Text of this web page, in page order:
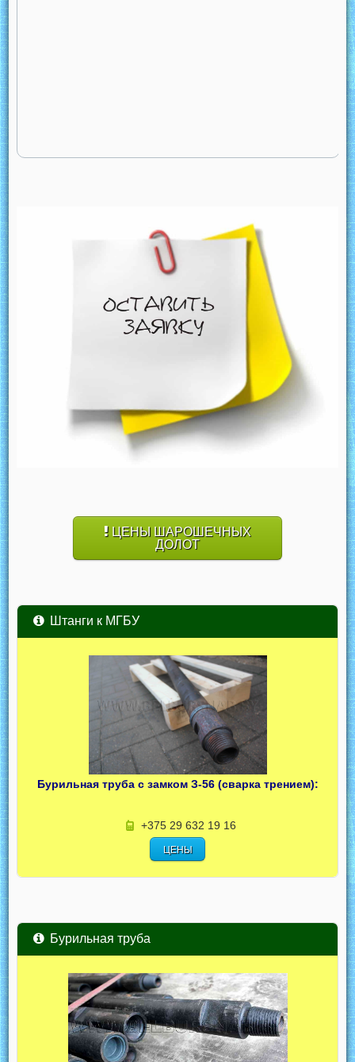
ЦЕНЫ ШАРОШЕЧНЫХ
ДОЛОТ
Штанги к МГБУ
Бурильная труба с замком З-56 (сварка трением):
+375 29 632 19 16
ЦЕНЫ
Бурильная труба